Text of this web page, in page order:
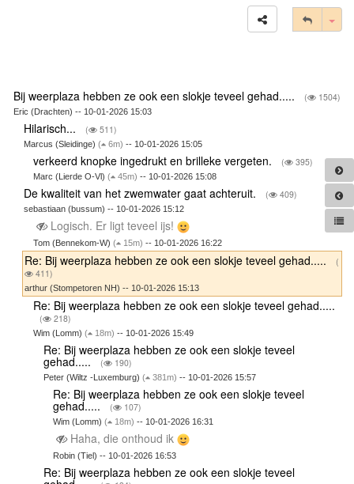
Bij weerplaza hebben ze ook een slokje teveel gehad..... ( 1504)
Eric (Drachten) -- 10-01-2026 15:03
Hilarisch... ( 511)
Marcus (Sleidinge) ( 6m) -- 10-01-2026 15:05
verkeerd knopke ingedrukt en brilleke vergeten. ( 395)
Marc (Lierde O-Vl)( 45m) -- 10-01-2026 15:08
De kwaliteit van het zwemwater gaat achteruit. ( 409)
sebastiaan (bussum) -- 10-01-2026 15:12
Logisch. Er ligt teveel ijs!
Tom (Bennekom-W)( 15m) -- 10-01-2026 16:22
Re: Bij weerplaza hebben ze ook een slokje teveel gehad.....
(
411)
arthur (Stompetoren NH) -- 10-01-2026 15:13
Re: Bij weerplaza hebben ze ook een slokje teveel gehad.....
( 218)
Wim (Lomm)( 18m) -- 10-01-2026 15:49
Re: Bij weerplaza hebben ze ook een slokje teveel
gehad..... ( 190)
Peter (Wiltz -Luxemburg) ( 381m) -- 10-01-2026 15:57
Re: Bij weerplaza hebben ze ook een slokje teveel
gehad..... ( 107)
Wim (Lomm)( 18m) -- 10-01-2026 16:31
Haha, die onthoud ik
Robin (Tiel) -- 10-01-2026 16:53
Re: Bij weerplaza hebben ze ook een slokje teveel